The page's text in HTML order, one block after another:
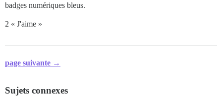
badges numériques bleus.
2 « J'aime »
page suivante →
Sujets connexes